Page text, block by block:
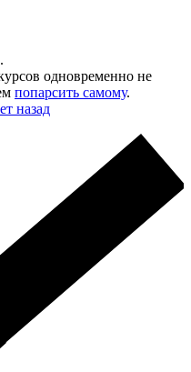
.
одновременно не
попарсить самому.
назад